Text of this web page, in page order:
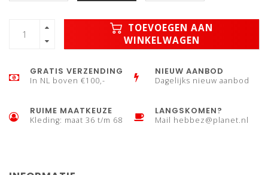
TOEVOEGEN AAN
WINKELWAGEN
GRATIS VERZENDING
In NL boven €100,-
NIEUW AANBOD
Dagelijks nieuw aanbod
RUIME MAATKEUZE
Kleding: maat 36 t/m 68
LANGSKOMEN?
Mail hebbez@planet.nl